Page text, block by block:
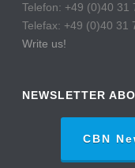
Telefon: +49 (0)40 31
Telefax: +49 (0)40 31
Write us!
NEWSLETTER
CBN